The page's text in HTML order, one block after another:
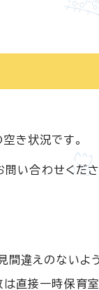
き状況です。
い合わせくださ
間違えのないよ
直接一時保育